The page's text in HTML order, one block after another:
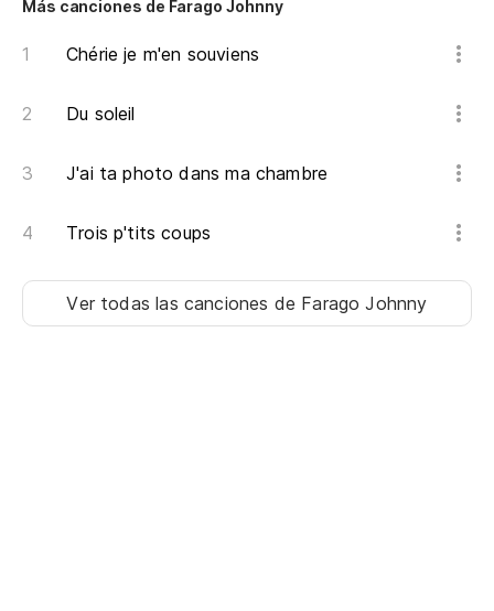
Más canciones de Farago Johnny
Chérie je m'en souviens
Du soleil
J'ai ta photo dans ma chambre
Trois p'tits coups
Ver todas las canciones de Farago Johnny